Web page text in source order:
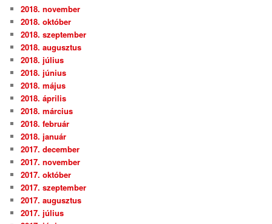
2018. november
2018. október
2018. szeptember
2018. augusztus
2018. július
2018. június
2018. május
2018. április
2018. március
2018. február
2018. január
2017. december
2017. november
2017. október
2017. szeptember
2017. augusztus
2017. július